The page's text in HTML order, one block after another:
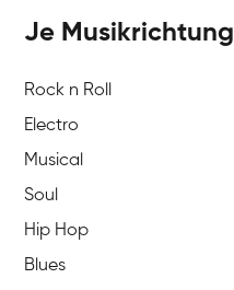
Je Musikrichtung
Rock n Roll
Electro
Musical
Soul
Hip Hop
Blues